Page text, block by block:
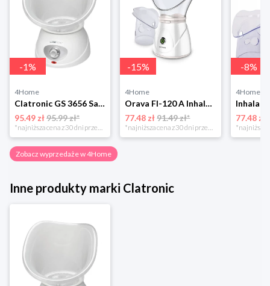
-1%
4Home
Clatronic GS 3656 Sauna do twarzy
95.49 zł95.99 zł*
*najniższa cena z 30 dni przed obniżką
-15%
4Home
Orava FI-120 A Inhalator i sauna do twarzy
77.48 zł 91.49 zł*
*najniższa cena z 30 dni przed obniżką
-8%
4Home
77.48 zł
Zobacz wyprzedaże w 4Home
Inne produkty marki Clatronic